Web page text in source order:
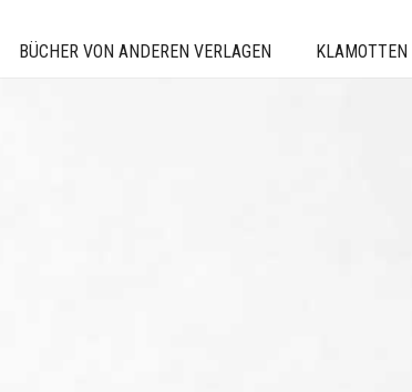
BÜCHER VON ANDEREN VERLAGEN KLAMOTTEN